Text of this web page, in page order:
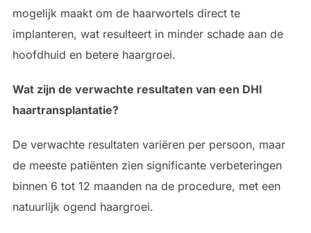
mogelijk maakt om de haarwortels direct te
implanteren, wat resulteert in minder schade aan de
hoofdhuid en betere haargroei.
Wat zijn de verwachte resultaten van een DHI
haartransplantatie?
De verwachte resultaten variëren per persoon, maar
de meeste patiënten zien significante verbeteringen
binnen 6 tot 12 maanden na de procedure, met een
natuurlijk ogend haargroei.